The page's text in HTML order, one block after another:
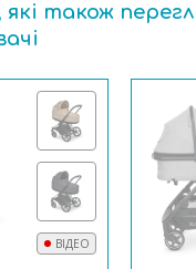
які також
ВІДЕО